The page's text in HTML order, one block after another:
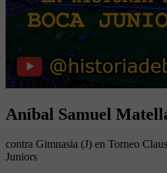
Aníbal Samuel
contra Gimnasia (J) en Torneo
Juniors